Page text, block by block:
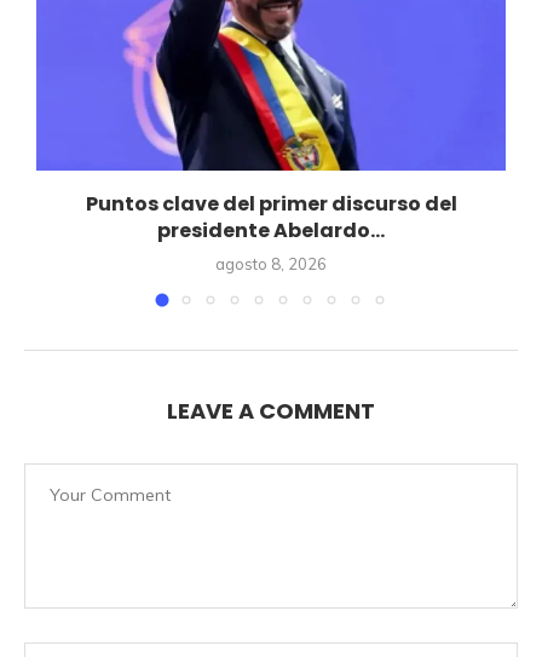
Puntos clave del primer discurso del
presidente Abelardo...
agosto 8, 2026
LEAVE A COMMENT